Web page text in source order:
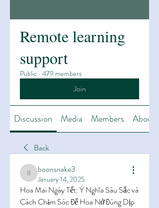
Remote learning
support
Public · 479 members
Join
Discussion Media Members About
Back
boonsnake3
boonsnake3
January 14, 2025
Hoa Mai Ngày Tết: Ý Nghĩa Sâu Sắc và
Cách Chăm Sóc Để Hoa Nở Đúng Dịp